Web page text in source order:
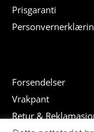
Prisgaranti
Forsendelser
Vrakpant
Retur &